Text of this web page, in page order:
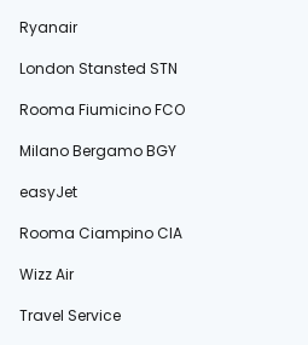
Ryanair
London Stansted STN
Rooma Fiumicino FCO
Milano Bergamo BGY
easyJet
Rooma Ciampino CIA
Wizz Air
Travel Service